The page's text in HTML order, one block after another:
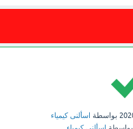
بواسطة اسألنى كيمياء